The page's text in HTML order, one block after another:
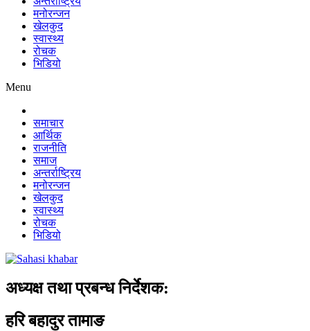
मनोरन्जन
खेलकुद
स्वास्थ्य
रोचक
भिडियो
Menu
समाचार
आर्थिक
राजनीति
समाज
अन्तर्राष्ट्रिय
मनोरन्जन
खेलकुद
स्वास्थ्य
रोचक
भिडियो
अध्यक्ष तथा प्रबन्ध निर्देशक:
हरि बहादुर तामाङ